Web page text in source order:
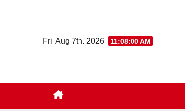
Fri. Aug 7th, 2026 11:08:01 AM